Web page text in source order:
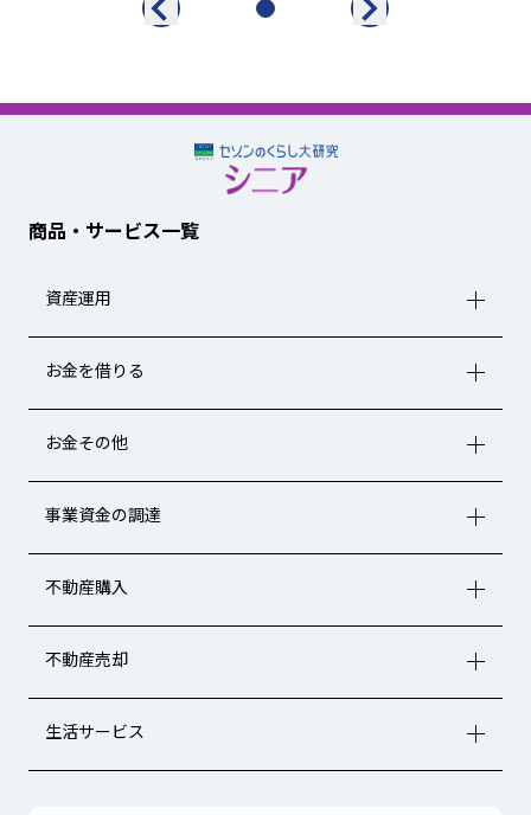
商品・サービス一覧
資産運用
お金を借りる
お金その他
事業資金の調達
不動産購入
不動産売却
生活サービス